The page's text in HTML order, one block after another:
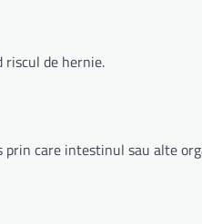
riscul de hernie.
prin care intestinul sau alte